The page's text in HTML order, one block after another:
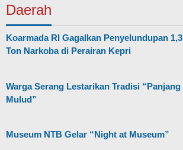
Daerah
Koarmada RI Gagalkan Penyelundupan 1,3
Ton Narkoba di Perairan Kepri
Warga Serang Lestarikan Tradisi “Panjang
Mulud”
Museum NTB Gelar “Night at Museum”